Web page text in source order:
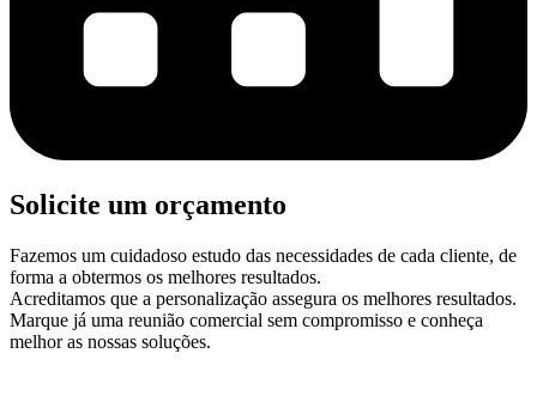
Solicite um orçamento
Fazemos um cuidadoso estudo das necessidades de cada cliente, de
forma a obtermos os melhores resultados.
Acreditamos que a personalização assegura os melhores resultados.
Marque já uma reunião comercial sem compromisso e conheça
melhor as nossas soluções.